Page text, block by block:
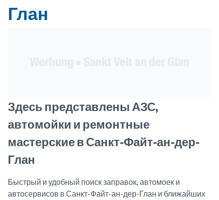
Глан
Здесь представлены АЗС,
автомойки и ремонтные
мастерские в Санкт-Файт-ан-дер-
Глан
Быстрый и удобный поиск заправок, автомоек и
автосервисов в Санкт-Файт-ан-дер-Глан и ближайших